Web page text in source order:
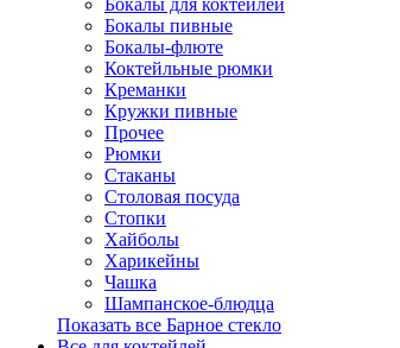
Бокалы для коктейлей
Бокалы пивные
Бокалы-флюте
Коктейльные рюмки
Креманки
Кружки пивные
Прочее
Рюмки
Стаканы
Столовая посуда
Стопки
Хайболы
Харикейны
Чашка
Шампанское-блюдца
Показать все Барное стекло